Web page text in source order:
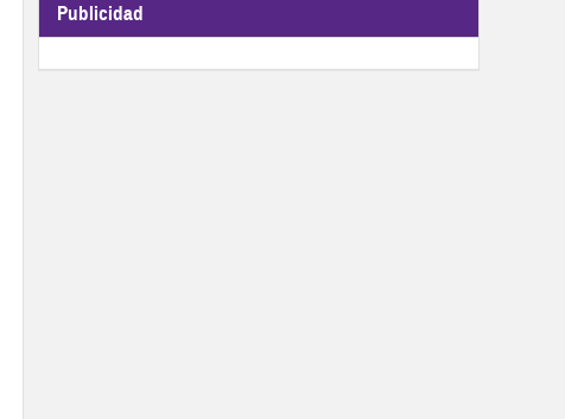
Publicidad